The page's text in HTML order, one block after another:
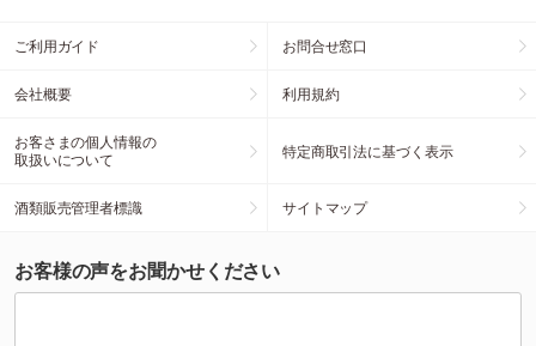
ご利用ガイド お問合せ窓口
会社概要 利用規約
お客さまの個人情報の
取扱いについて
特定商取引法に基づく表示
酒類販売管理者標識 サイトマップ
お客様の声をお聞かせください